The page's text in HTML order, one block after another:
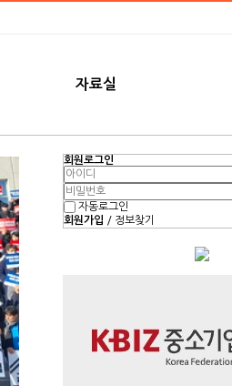
자료실
회원로그인
자동로그인
회원가입 / 정보찾기